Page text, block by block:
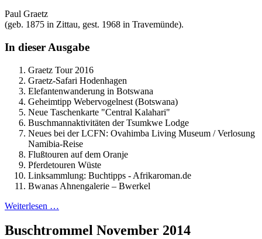
Paul Graetz
(geb. 1875 in Zittau, gest. 1968 in Travemünde).
In dieser Ausgabe
Graetz Tour 2016
Graetz-Safari Hodenhagen
Elefantenwanderung in Botswana
Geheimtipp Webervogelnest (Botswana)
Neue Taschenkarte "Central Kalahari"
Buschmannaktivitäten der Tsumkwe Lodge
Neues bei der LCFN: Ovahimba Living Museum / Verlosung
Namibia-Reise
Flußtouren auf dem Oranje
Pferdetouren Wüste
Linksammlung: Buchtipps - Afrikaroman.de
Bwanas Ahnengalerie – Bwerkel
Weiterlesen …
Buschtrommel November 2014